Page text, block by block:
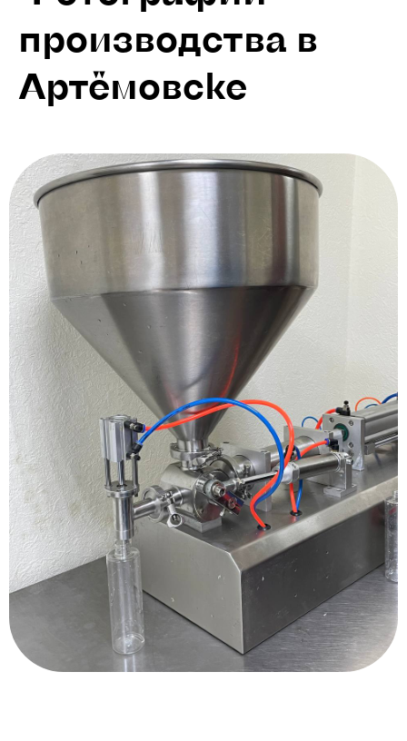
производства в
Артёмовске